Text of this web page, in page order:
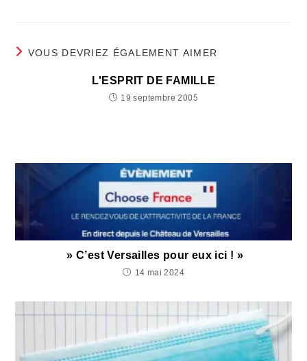
VOUS DEVRIEZ ÉGALEMENT AIMER
L'ESPRIT DE FAMILLE
19 septembre 2005
» C’est Versailles pour eux ici ! »
14 mai 2024